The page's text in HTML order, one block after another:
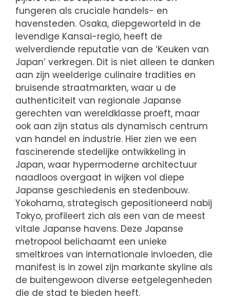
fungeren als cruciale handels- en
havensteden. Osaka, diepgeworteld in de
levendige Kansai-regio, heeft de
welverdiende reputatie van de ‘Keuken van
Japan’ verkregen. Dit is niet alleen te danken
aan zijn weelderige culinaire tradities en
bruisende straatmarkten, waar u de
authenticiteit van regionale Japanse
gerechten van wereldklasse proeft, maar
ook aan zijn status als dynamisch centrum
van handel en industrie. Hier zien we een
fascinerende stedelijke ontwikkeling in
Japan, waar hypermoderne architectuur
naadloos overgaat in wijken vol diepe
Japanse geschiedenis en stedenbouw.
Yokohama, strategisch gepositioneerd nabij
Tokyo, profileert zich als een van de meest
vitale Japanse havens. Deze Japanse
metropool belichaamt een unieke
smeltkroes van internationale invloeden, die
manifest is in zowel zijn markante skyline als
de buitengewoon diverse eetgelegenheden
die de stad te bieden heeft.